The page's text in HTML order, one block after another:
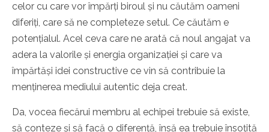
celor cu care vor împărți biroul și nu căutăm oameni
diferiți, care să ne completeze setul. Ce căutăm e
potențialul. Acel ceva care ne arată că noul angajat va
adera la valorile și energia organizației și care va
împărtăși idei constructive ce vin să contribuie la
menținerea mediului autentic deja creat.
Da, vocea fiecărui membru al echipei trebuie să existe,
să conteze și să facă o diferență, însă ea trebuie însoțită